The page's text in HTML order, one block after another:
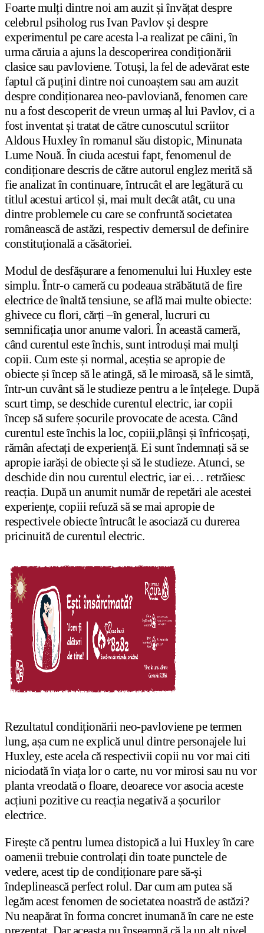
Foarte mulți dintre noi am auzit și învățat despre
celebrul psiholog rus Ivan Pavlov și despre
experimentul pe care acesta l-a realizat pe câini, în
urma căruia a ajuns la descoperirea condiționării
clasice sau pavloviene. Totuși, la fel de adevărat este
faptul că puțini dintre noi cunoaștem sau am auzit
despre condiționarea neo-pavloviană, fenomen care
nu a fost descoperit de vreun urmaș al lui Pavlov, ci a
fost inventat și tratat de către cunoscutul scriitor
Aldous Huxley în romanul său distopic, Minunata
Lume Nouă. În ciuda acestui fapt, fenomenul de
condiționare descris de către autorul englez merită să
fie analizat în continuare, întrucât el are legătură cu
titlul acestui articol și, mai mult decât atât, cu una
dintre problemele cu care se confruntă societatea
românească de astăzi, respectiv demersul de definire
constituțională a căsătoriei.
Modul de desfășurare a fenomenului lui Huxley este
simplu. Într-o cameră cu podeaua străbătută de fire
electrice de înaltă tensiune, se află mai multe obiecte:
ghivece cu flori, cărți –în general, lucruri cu
semnificația unor anume valori. În această cameră,
când curentul este închis, sunt introduși mai mulți
copii. Cum este și normal, aceștia se apropie de
obiecte și încep să le atingă, să le miroasă, să le simtă,
într-un cuvânt să le studieze pentru a le înțelege. După
scurt timp, se deschide curentul electric, iar copii
încep să sufere șocurile provocate de acesta. Când
curentul este închis la loc, copiii,plânși și înfricoșați,
rămân afectați de experiență. Ei sunt îndemnați să se
apropie iarăși de obiecte și să le studieze. Atunci, se
deschide din nou curentul electric, iar ei… retrăiesc
reacția. După un anumit număr de repetări ale acestei
experiențe, copiii refuză să se mai apropie de
respectivele obiecte întrucât le asociază cu durerea
pricinuită de curentul electric.
Rezultatul condiționării neo-pavloviene pe termen
lung, așa cum ne explică unul dintre personajele lui
Huxley, este acela că respectivii copii nu vor mai citi
niciodată în viața lor o carte, nu vor mirosi sau nu vor
planta vreodată o floare, deoarece vor asocia aceste
acțiuni pozitive cu reacția negativă a șocurilor
electrice.
Firește că pentru lumea distopică a lui Huxley în care
oamenii trebuie controlați din toate punctele de
vedere, acest tip de condiționare pare să-și
îndeplinească perfect rolul. Dar cum am putea să
legăm acest fenomen de societatea noastră de astăzi?
Nu neapărat în forma concret inumană în care ne este